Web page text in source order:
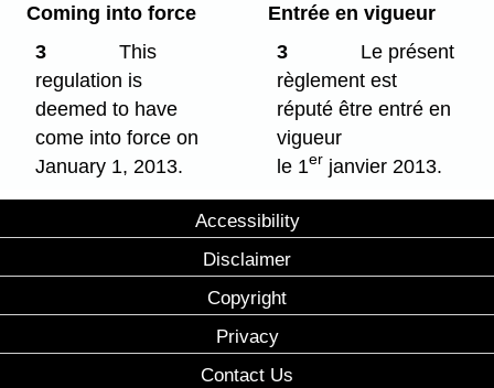
Coming into force
3
This
regulation is
deemed to have
come into force on
January 1, 2013.
Entrée en vigueur
3
Le présent
règlement est
réputé être entré en
vigueur
le 1er janvier 2013.
Accessibility
Disclaimer
Copyright
Privacy
Contact Us